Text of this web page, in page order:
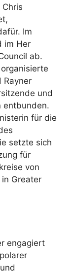
Im
im Her
ab.
Rayner
und
entbunden.
für die
setzte sich
für
von
Greater
engagiert